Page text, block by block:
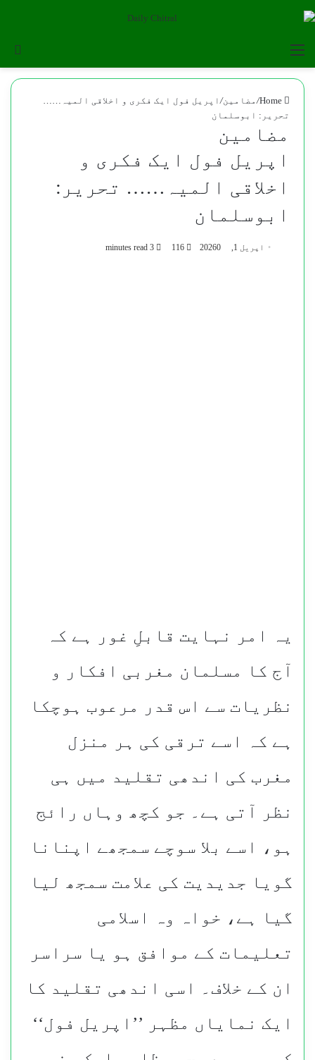
Menu
/مضامین/اپریل فول ایک فکری و اخلاقی المیہ……
تحریر: ابوسلمان
مضامین
اپریل فول ایک فکری و
اخلاقی المیہ…… تحریر:
ابوسلمان
اپریل 1, 2026 0
یہ امر نہایت قابلِ غور ہے کہ
آج کا مسلمان مغربی افکار و
نظریات سے اس قدر مرعوب ہوچکا
ہے کہ اسے ترقی کی ہر منزل
مغرب کی اندھی تقلید میں ہی
نظر آتی ہے۔ جو کچھ وہاں رائج
ہو، اسے بلا سوچے سمجھے اپنانا
گویا جدیدیت کی علامت سمجھ لیا
گیا ہے، خواہ وہ اسلامی
تعلیمات کے موافق ہو یا سراسر
ان کے خلاف۔ اسی اندھی تقلید کا
ایک نمایاں مظہر ’’اپریل فول‘‘